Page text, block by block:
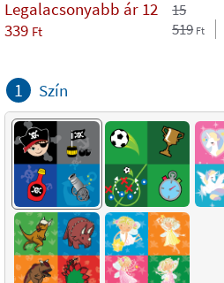
Legalacsonyabb ár 12
339 Ft
15
519 Ft
1 Szín